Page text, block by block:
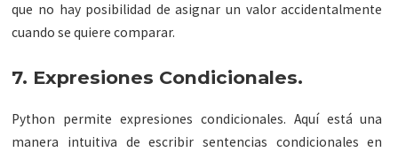
que no hay posibilidad de asignar un valor accidentalmente
cuando se quiere comparar.
7. Expresiones Condicionales.
Python permite expresiones condicionales. Aquí está una
manera intuitiva de escribir sentencias condicionales en